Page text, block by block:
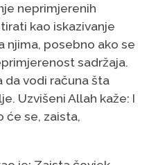
neprimjerenih
kao iskazivanje
njima, posebno ako se
sadržaja.
vodi računa šta
Uzvišeni Allah kaže: I
će se, zaista,